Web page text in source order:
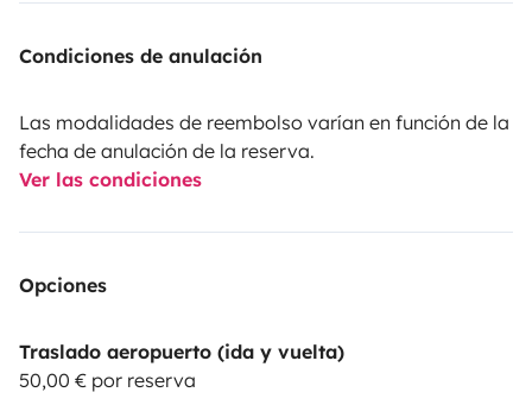
Condiciones de anulación
Las modalidades de reembolso varían en función de la
fecha de anulación de la reserva.
Ver las condiciones
Opciones
Traslado aeropuerto (ida y vuelta)
50,00 € por reserva